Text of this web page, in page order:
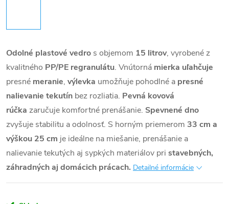
Odolné plastové vedro s objemom 15 litrov, vyrobené z
kvalitného PP/PE regranulátu. Vnútorná mierka uľahčuje
presné meranie, výlevka umožňuje pohodlné a presné
nalievanie tekutín bez rozliatia. Pevná kovová
rúčka zaručuje komfortné prenášanie. Spevnené dno
zvyšuje stabilitu a odolnosť. S horným priemerom 33 cm a
výškou 25 cm je ideálne na miešanie, prenášanie a
nalievanie tekutých aj sypkých materiálov pri stavebných,
záhradných aj domácich prácach. Detailné informácie